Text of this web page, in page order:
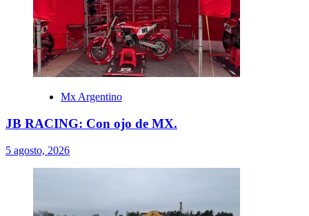
Mx Argentino
JB RACING: Con ojo de MX.
5 agosto, 2026